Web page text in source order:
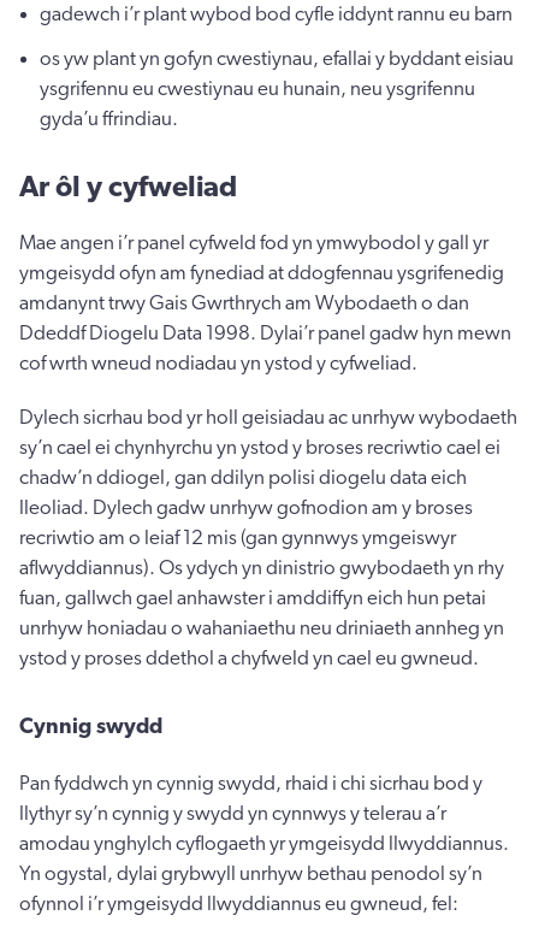
gadewch i’r plant wybod bod cyfle iddynt rannu eu barn
os yw plant yn gofyn cwestiynau, efallai y byddant eisiau
ysgrifennu eu cwestiynau eu hunain, neu ysgrifennu
gyda’u ffrindiau.
Ar ôl y cyfweliad
Mae angen i’r panel cyfweld fod yn ymwybodol y gall yr
ymgeisydd ofyn am fynediad at ddogfennau ysgrifenedig
amdanynt trwy Gais Gwrthrych am Wybodaeth o dan
Ddeddf Diogelu Data 1998. Dylai’r panel gadw hyn mewn
cof wrth wneud nodiadau yn ystod y cyfweliad.
Dylech sicrhau bod yr holl geisiadau ac unrhyw wybodaeth
sy’n cael ei chynhyrchu yn ystod y broses recriwtio cael ei
chadw’n ddiogel, gan ddilyn polisi diogelu data eich
lleoliad. Dylech gadw unrhyw gofnodion am y broses
recriwtio am o leiaf 12 mis (gan gynnwys ymgeiswyr
aflwyddiannus). Os ydych yn dinistrio gwybodaeth yn rhy
fuan, gallwch gael anhawster i amddiffyn eich hun petai
unrhyw honiadau o wahaniaethu neu driniaeth annheg yn
ystod y proses ddethol a chyfweld yn cael eu gwneud.
Cynnig swydd
Pan fyddwch yn cynnig swydd, rhaid i chi sicrhau bod y
llythyr sy’n cynnig y swydd yn cynnwys y telerau a’r
amodau ynghylch cyflogaeth yr ymgeisydd llwyddiannus.
Yn ogystal, dylai grybwyll unrhyw bethau penodol sy’n
ofynnol i’r ymgeisydd llwyddiannus eu gwneud, fel: